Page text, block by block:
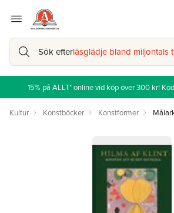
Sök efterläsglädje bland miljontals
15% på ALLT* online vid köp över 300 kr! Kod
Kultur Konstböcker Konstformer